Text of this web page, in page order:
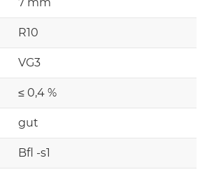
R10
VG3
≤ 0,4 %
gut
Bfl -s1